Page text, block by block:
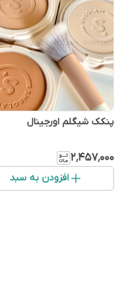
پنکک شیگلم اورجینال
۲٬۴۵۷٬۰۰۰
افزودن به سبد